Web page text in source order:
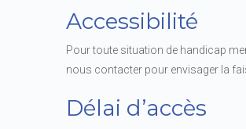
Accessibilité
Pour toute situation de handicap
nous contacter pour envisager la
Délai d’accès